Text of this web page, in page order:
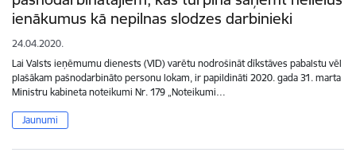
ienākumus kā nepilnas slodzes darbinieki
24.04.2020.
Lai Valsts ieņēmumu dienests (VID) varētu nodrošināt dīkstāves pabalstu vēl
plašākam pašnodarbināto personu lokam, ir papildināti 2020. gada 31. marta
Ministru kabineta noteikumi Nr. 179 „Noteikumi…
Jaunumi